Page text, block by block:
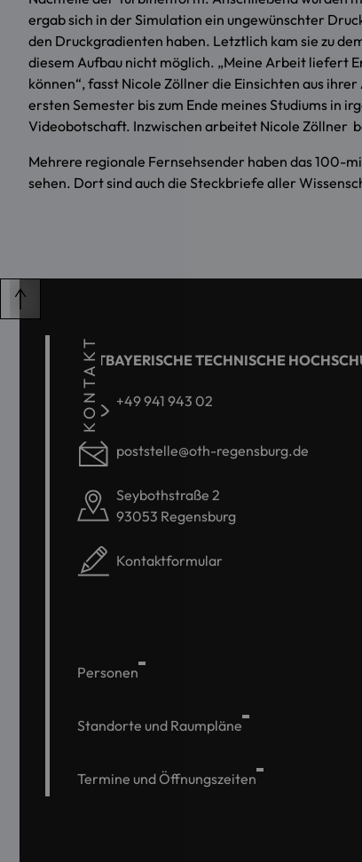
ergab sich in der Simulation ein ungewünschter
den Druckgradienten haben. Letztlich kam sie zu
diesem Aufbau nicht möglich. „Meine Arbeit liefert
können“, fasst Nicole Zöllner die Einsichten aus
ersten Semester bis zum Ende meines Studiums in
Videobotschaft. Inzwischen arbeitet Nicole Zöllner
Mehrere regionale Fernsehsender haben das 100-
sehen. Dort sind auch die Steckbriefe aller
KONTAKT
OSTBAYERISCHE TECHNISCHE
+49 941 943 02
poststelle@oth-regensburg.de
Seybothstraße 2
93053 Regensburg
Kontaktformular
Personen
Standorte und Raumpläne
Termine und Öffnungszeiten